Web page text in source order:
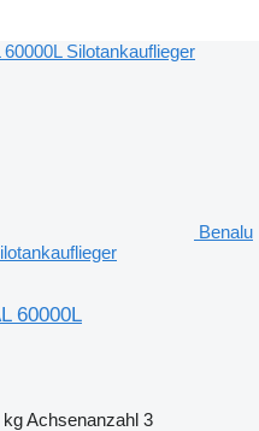
Benalu
60000L
kgAchsenanzahl 3